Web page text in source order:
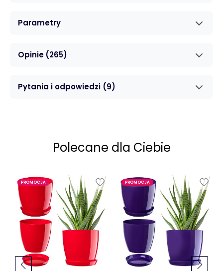
Parametry
Opinie (265)
Pytania i odpowiedzi (9)
Polecane dla Ciebie
PROMOCJA PROMOCJA